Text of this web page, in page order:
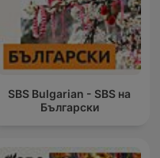
SBS Bulgarian - SBS на
Български